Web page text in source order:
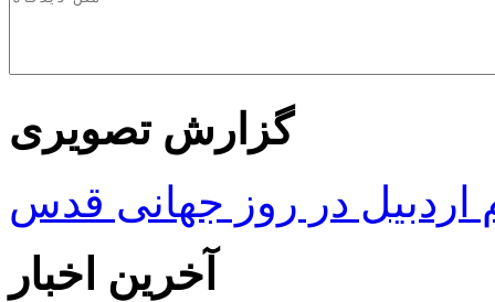
گزارش تصویری
در روز جهانی قدس
آخرین اخبار